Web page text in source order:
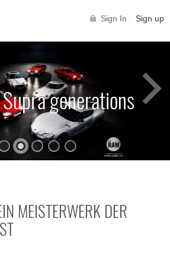
Sign In Sign up
Supra generations
MEISTERWERK DER